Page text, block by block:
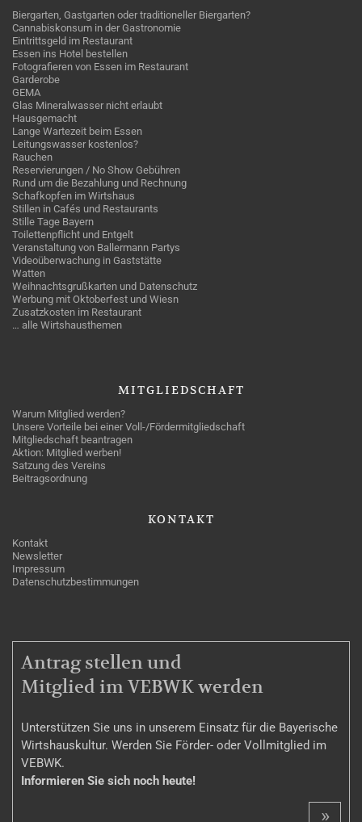
Biergarten, Gastgarten oder traditioneller Biergarten?
Cannabiskonsum in der Gastronomie
Eintrittsgeld im Restaurant
Essen ins Hotel bestellen
Fotografieren von Essen im Restaurant
Garderobe
GEMA
Glas Mineralwasser nicht erlaubt
Hausgemacht
Lange Wartezeit beim Essen
Leitungswasser kostenlos?
Rauchen
Reservierungen / No Show Gebühren
Rund um die Bezahlung und Rechnung
Schafkopfen im Wirtshaus
Stillen in Cafés und Restaurants
Stille Tage Bayern
Toilettenpflicht und Entgelt
Veranstaltung von Ballermann Partys
Videoüberwachung in Gaststätte
Watten
Weihnachtsgrußkarten und Datenschutz
Werbung mit Oktoberfest und Wiesn
Zusatzkosten im Restaurant
… alle Wirtshausthemen
MITGLIEDSCHAFT
Warum Mitglied werden?
Unsere Vorteile bei einer Voll-/Fördermitgliedschaft
Mitgliedschaft beantragen
Aktion: Mitglied werben!
Satzung des Vereins
Beitragsordnung
KONTAKT
Kontakt
Newsletter
Impressum
Datenschutzbestimmungen
MITGLIEDSCHAFT
Antrag stellen und
Mitglied im VEBWK werden
Unterstützen Sie uns in unserem Einsatz für die Bayerische
Wirtshauskultur. Werden Sie Förder- oder Vollmitglied im
VEBWK.
Informieren Sie sich noch heute!
»